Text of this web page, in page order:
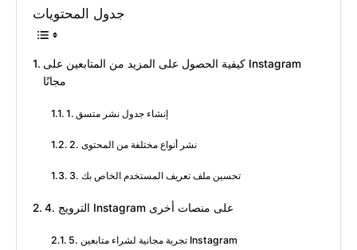
جدول المحتويات
كيفية الحصول على المزيد من المتابعين على Instagram
مجانًا
1. إنشاء جدول نشر متسق
2. نشر أنواع مختلفة من المحتوى
3. تحسين ملف تعريف المستخدم الخاص بك
4. الترويج Instagram على منصات أخرى
5. تجربة مجانية لشراء متابعين Instagram